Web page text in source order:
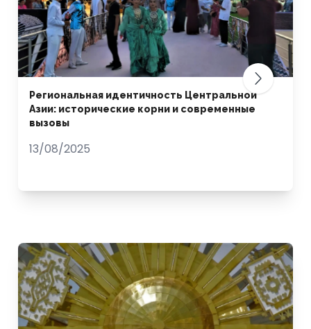
Региональная идентичность Центральной
Азии: исторические корни и современные
вызовы
13/08/2025